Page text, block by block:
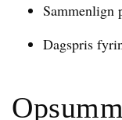
Sammenlign
Dagspris